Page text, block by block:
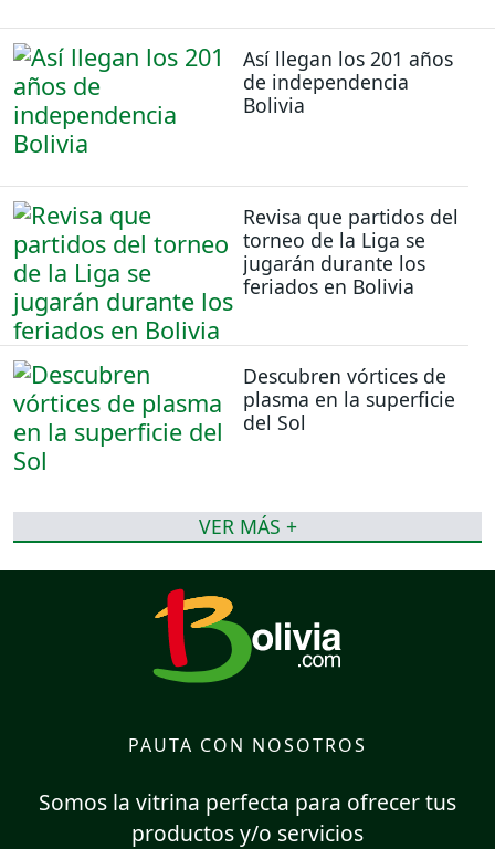
Así llegan los 201 años
de independencia
Bolivia
Revisa que partidos del
torneo de la Liga se
jugarán durante los
feriados en Bolivia
Descubren vórtices de
plasma en la superficie
del Sol
VER MÁS +
PAUTA CON NOSOTROS
Somos la vitrina perfecta para ofrecer tus
productos y/o servicios